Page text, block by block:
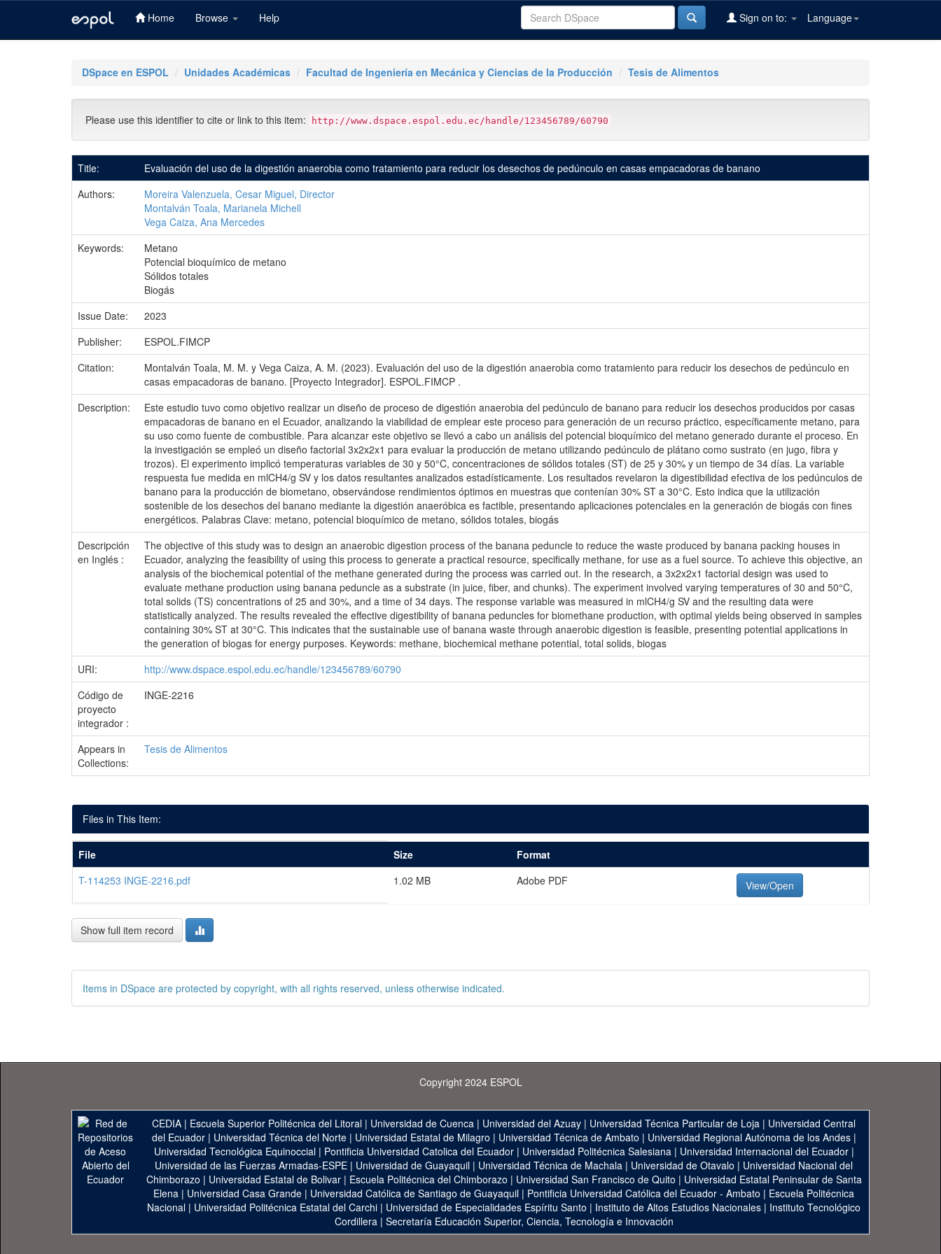
Home Browse Help Language
Sign on to:
DSpace en ESPOL Unidades Académicas Facultad de Ingeniería en Mecánica y Ciencias de la Producción Tesis de Alimentos
Please use this identifier to cite or link to this item: http://www.dspace.espol.edu.ec/handle/123456789/60790
Title:
Evaluación del uso de la digestión anaerobia como tratamiento para reducir los desechos de pedúnculo en casas empacadoras de banano
Authors:
Moreira Valenzuela, Cesar Miguel, Director
Montalván Toala, Marianela Michell
Vega Caiza, Ana Mercedes
Keywords:
Metano
Potencial bioquímico de metano
Sólidos totales
Biogás
Issue Date:
2023
Publisher:
ESPOL.FIMCP
Citation:
Montalván Toala, M. M. y Vega Caiza, A. M. (2023). Evaluación del uso de la digestión anaerobia como tratamiento para reducir los desechos de pedúnculo en
casas empacadoras de banano. [Proyecto Integrador]. ESPOL.FIMCP .
Description:
Este estudio tuvo como objetivo realizar un diseño de proceso de digestión anaerobia del pedúnculo de banano para reducir los desechos producidos por casas
empacadoras de banano en el Ecuador, analizando la viabilidad de emplear este proceso para generación de un recurso práctico, específicamente metano, para
su uso como fuente de combustible. Para alcanzar este objetivo se llevó a cabo un análisis del potencial bioquímico del metano generado durante el proceso. En
la investigación se empleó un diseño factorial 3x2x2x1 para evaluar la producción de metano utilizando pedúnculo de plátano como sustrato (en jugo, fibra y
trozos). El experimento implicó temperaturas variables de 30 y 50°C, concentraciones de sólidos totales (ST) de 25 y 30% y un tiempo de 34 días. La variable
respuesta fue medida en mlCH4/g SV y los datos resultantes analizados estadísticamente. Los resultados revelaron la digestibilidad efectiva de los pedúnculos de
banano para la producción de biometano, observándose rendimientos óptimos en muestras que contenían 30% ST a 30°C. Esto indica que la utilización
sostenible de los desechos del banano mediante la digestión anaeróbica es factible, presentando aplicaciones potenciales en la generación de biogás con fines
energéticos. Palabras Clave: metano, potencial bioquímico de metano, sólidos totales, biogás
Descripción
en Inglés :
The objective of this study was to design an anaerobic digestion process of the banana peduncle to reduce the waste produced by banana packing houses in
Ecuador, analyzing the feasibility of using this process to generate a practical resource, specifically methane, for use as a fuel source. To achieve this objective, an
analysis of the biochemical potential of the methane generated during the process was carried out. In the research, a 3x2x2x1 factorial design was used to
evaluate methane production using banana peduncle as a substrate (in juice, fiber, and chunks). The experiment involved varying temperatures of 30 and 50°C,
total solids (TS) concentrations of 25 and 30%, and a time of 34 days. The response variable was measured in mlCH4/g SV and the resulting data were
statistically analyzed. The results revealed the effective digestibility of banana peduncles for biomethane production, with optimal yields being observed in samples
containing 30% ST at 30°C. This indicates that the sustainable use of banana waste through anaerobic digestion is feasible, presenting potential applications in
the generation of biogas for energy purposes. Keywords: methane, biochemical methane potential, total solids, biogas
URI:
http://www.dspace.espol.edu.ec/handle/123456789/60790
Código de
proyecto
integrador :
INGE-2216
Appears in
Collections:
Tesis de Alimentos
Files in This Item:
File Size
Format
T-114253 INGE-2216.pdf
1.02 MB Adobe PDF View/Open
Show full item record
Items in DSpace are protected by copyright, with all rights reserved, unless otherwise indicated.
Copyright 2024 ESPOL
CEDIA | Escuela Superior Politécnica del Litoral | Universidad de Cuenca | Universidad del Azuay | Universidad Técnica Particular de Loja | Universidad Central
del Ecuador| Universidad Técnica del Norte| Universidad Estatal de Milagro | Universidad Técnica de Ambato | Universidad Regional Autónoma de los Andes|
Universidad Tecnológica Equinoccial| Pontificia Universidad Catolica del Ecuador| Universidad Politécnica Salesiana| Universidad Internacional del Ecuador|
Universidad de las Fuerzas Armadas-ESPE | Universidad de Guayaquil | Universidad Técnica de Machala | Universidad de Otavalo | Universidad Nacional del
Chimborazo | Universidad Estatal de Bolivar| Escuela Politécnica del Chimborazo | Universidad San Francisco de Quito | Universidad Estatal Peninsular de Santa
Elena | Universidad Casa Grande | Universidad Católica de Santiago de Guayaquil | Pontificia Universidad Católica del Ecuador - Ambato | Escuela Politécnica
Nacional | Universidad Politécnica Estatal del Carchi | Universidad de Especialidades Espíritu Santo | Instituto de Altos Estudios Nacionales | Instituto Tecnológico
Cordillera| Secretaría Educación Superior, Ciencia, Tecnología e Innovación